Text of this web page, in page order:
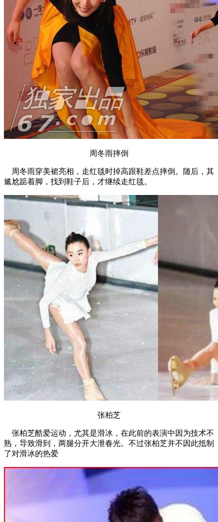
周冬雨摔倒
周冬雨穿美裙亮相，走红毯时掉高跟鞋差点摔倒。随后，其
尴尬踮着脚，找到鞋子后，才继续走红毯。
张柏芝
张柏芝酷爱运动，尤其是滑冰，在此前的表演中因为技术不
熟，导致滑到，两腿分开大泄春光。不过张柏芝并不因此抵制
了对滑冰的热爱